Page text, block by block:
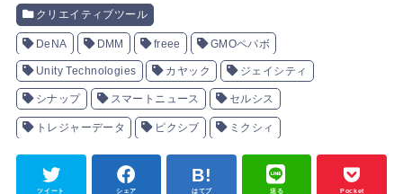
クリエイティブツール
DeNA DMM freee GMOペパボ
Unity Technologies カヤック ジェイシティ
シナップ スマートニュース セルシス
トレジャーデータ ピクシブ ミクシィ
ツイート シェア はてブ 送る Pocket